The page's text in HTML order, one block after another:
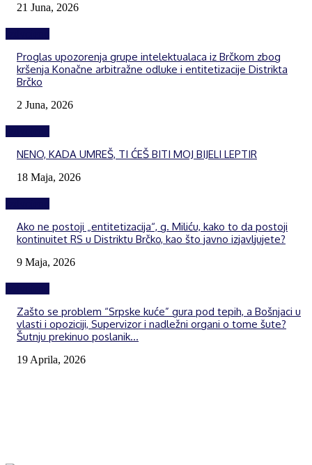
21 Juna, 2026
Proglas upozorenja grupe intelektualaca iz Brčkom zbog
kršenja Konačne arbitražne odluke i entitetizacije Distrikta
Brčko
2 Juna, 2026
NENO, KADA UMREŠ, TI ĆEŠ BITI MOJ BIJELI LEPTIR
18 Maja, 2026
Ako ne postoji „entitetizacija“, g. Miliću, kako to da postoji
kontinuitet RS u Distriktu Brčko, kao što javno izjavljujete?
9 Maja, 2026
Zašto se problem “Srpske kuće” gura pod tepih, a Bošnjaci u
vlasti i opoziciji, Supervizor i nadležni organi o tome šute?
Šutnju prekinuo poslanik...
19 Aprila, 2026